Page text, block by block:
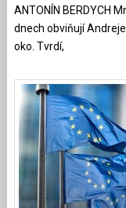
ANTONÍN BERDYCH
dnech obviňují
oko. Tvrdí,